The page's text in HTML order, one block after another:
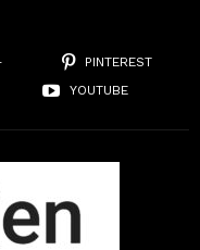
PINTEREST
YOUTUBE